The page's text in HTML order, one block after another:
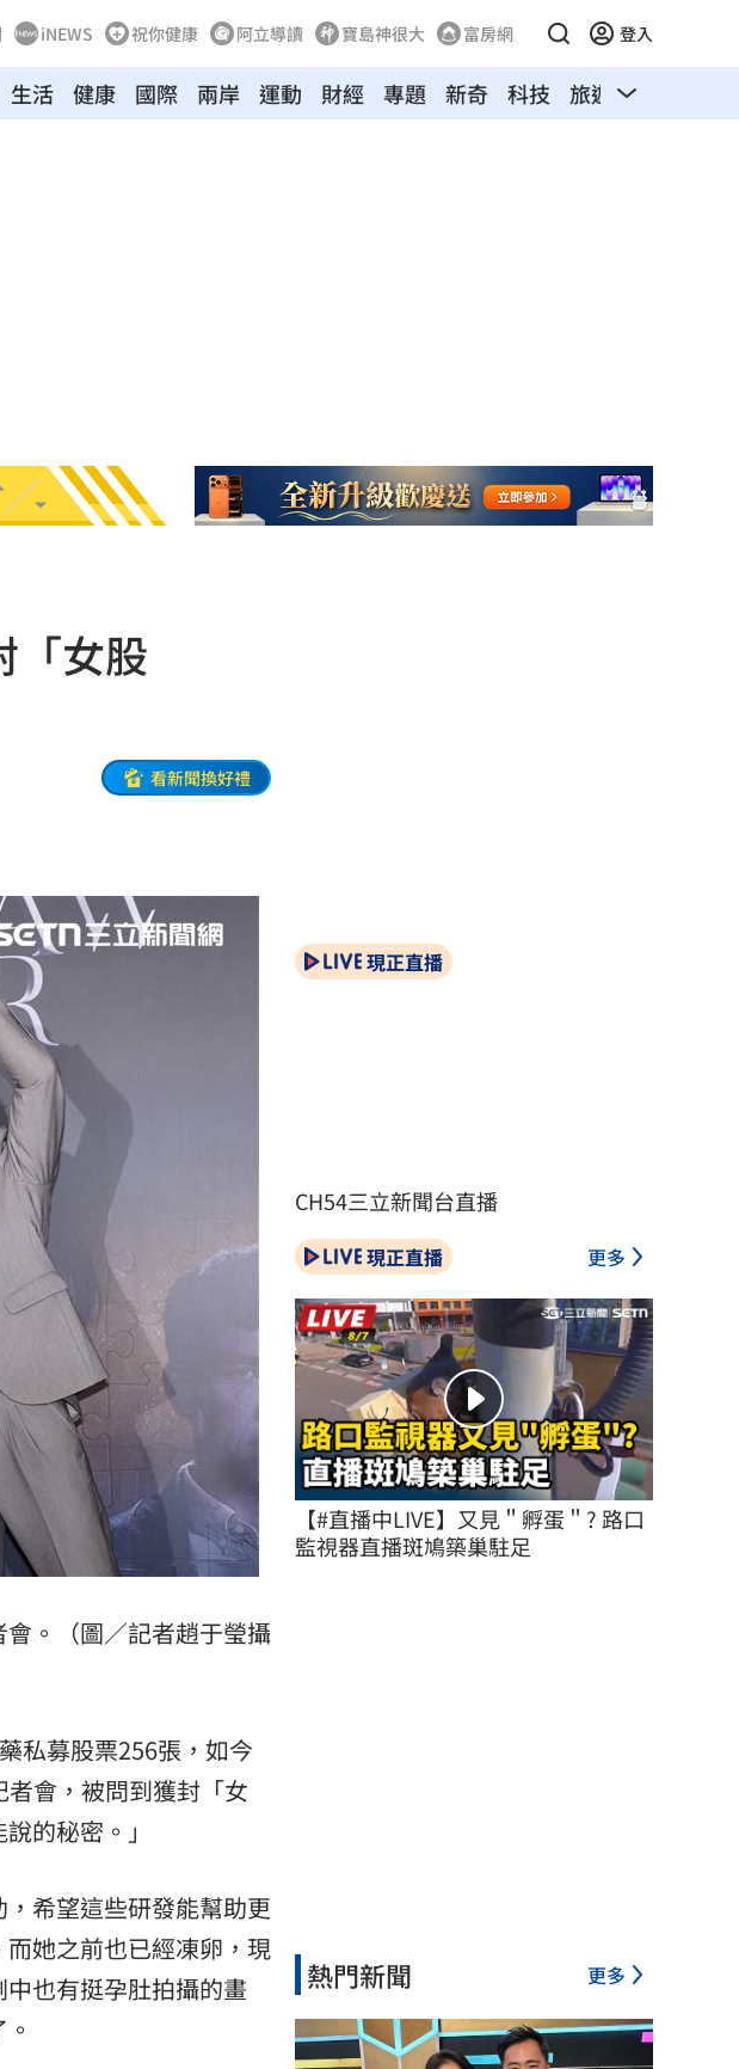
iNEWS 祝你健康 阿立導讀 寶島神很大 富房網 登入
生活 健康 國際 兩岸 運動 財經 專題 新奇 科技 旅遊 汽車
「女股
看新聞換好禮
。（圖／記者趙于瑩攝
私募股票256張，如今
會，被問到獲封「女
的秘密。」
希望這些研發能幫助更
她之前也已經凍卵，現
也有挺孕肚拍攝的畫
現正直播
CH54三立新聞台直播
現正直播 更多
【#直播中LIVE】又見＂孵蛋＂? 路口
監視器直播斑鳩築巢駐足
熱門新聞 更多